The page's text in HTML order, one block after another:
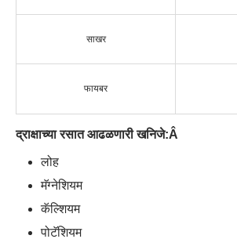
साखर
फायबर
द्राक्षाच्या रसात आढळणारी खनिजे:Â
लोह
मॅग्नेशियम
कॅल्शियम
पोटॅशियम